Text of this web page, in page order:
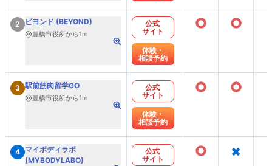
2 ビヨンド (BEYOND)
豊橋市役所から1m
公式
サイト
体験・
相談予約
○ ○
3 駅前筋肉留学GO
豊橋市役所から1m
公式
サイト
体験・
相談予約
○ ○
4 マイボディラボ
(MYBODYLABO)
公式
サイト
○ ×